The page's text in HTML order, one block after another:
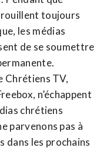
toujours
les médias
de se soumettre
Chrétiens TV,
n’échappent
chrétiens
parvenons pas à
dans les prochains